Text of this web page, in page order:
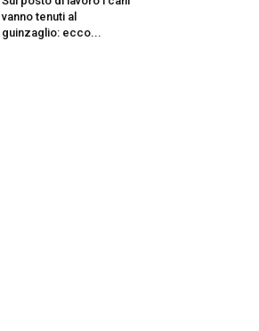
vanno tenuti al
guinzaglio: ecco...